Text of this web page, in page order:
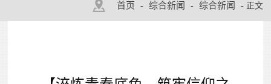
首页 - 综合新闻 - 综合新闻 - 正文